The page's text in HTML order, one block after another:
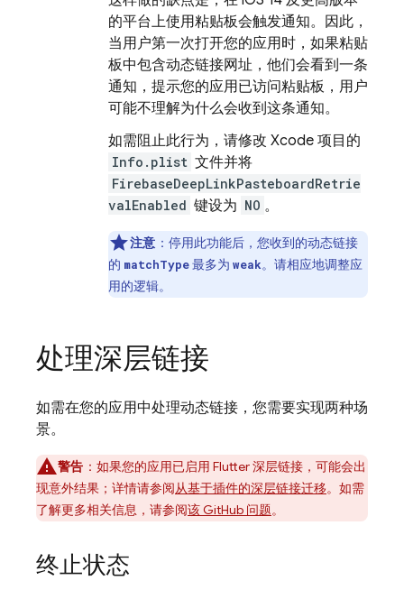
的平台上使用粘贴板会触发通知。因此，
当用户第一次打开您的应用时，如果粘贴
板中包含动态链接网址，他们会看到一条
通知，提示您的应用已访问粘贴板，用户
可能不理解为什么会收到这条通知。
如需阻止此行为，请修改 Xcode 项目的
Info.plist 文件并将
FirebaseDeepLinkPasteboardRetrie
valEnabled 键设为 NO 。
注意 ：停用此功能后，您收到的动态链接
的 matchType最多为 weak。请相应地调整应
用的逻辑。
处理深层链接
如需在您的应用中处理动态链接，您需要实现两种场
景。
警告 ：如果您的应用已启用 Flutter 深层链接，可能会出
现意外结果；详情请参阅从基于插件的深层链接迁移。如需
了解更多相关信息，请参阅该 GitHub 问题。
终止状态